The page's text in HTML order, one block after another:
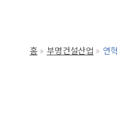
홈 부명건설산업 연혁